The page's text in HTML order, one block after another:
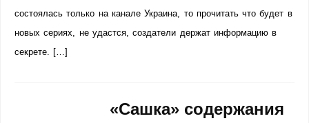
состоялась только на канале Украина, то прочитать что будет в
новых сериях, не удастся, создатели держат информацию в
секрете. […]
«Сашка» содержания